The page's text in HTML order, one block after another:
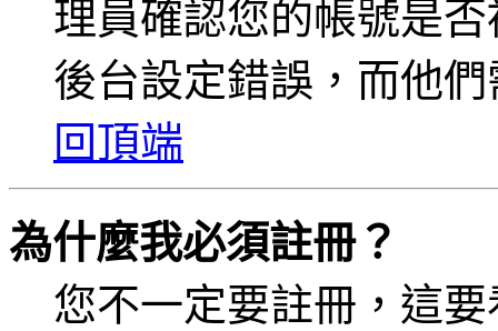
理員確認您的帳號是
後台設定錯誤，而他
回頂端
為什麼我必須註冊？
您不一定要註冊，這